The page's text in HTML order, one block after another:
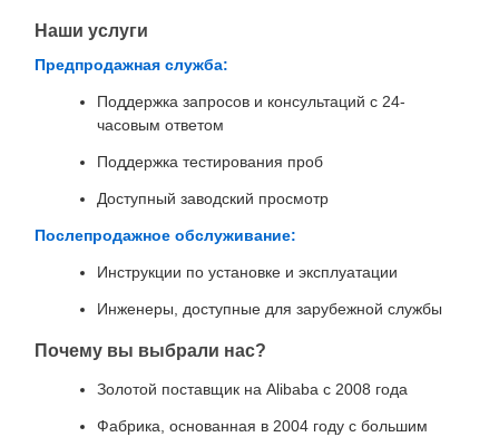
Наши услуги
Предпродажная служба:
Поддержка запросов и консультаций с 24-
часовым ответом
Поддержка тестирования проб
Доступный заводский просмотр
Послепродажное обслуживание:
Инструкции по установке и эксплуатации
Инженеры, доступные для зарубежной службы
Почему вы выбрали нас?
Золотой поставщик на Alibaba с 2008 года
Фабрика, основанная в 2004 году с большим